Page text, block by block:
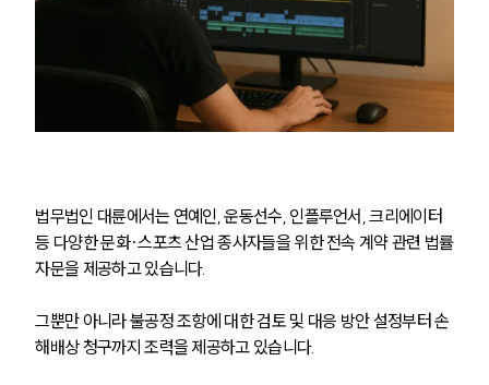
법무법인 대륜에서는 연예인, 운동선수, 인플루언서, 크리에이터
등 다양한 문화·스포츠 산업 종사자들을 위한 전속 계약 관련 법률
자문을 제공하고 있습니다.
그뿐만 아니라 불공정 조항에 대한 검토 및 대응 방안 설정부터 손
해배상 청구까지 조력을 제공하고 있습니다.